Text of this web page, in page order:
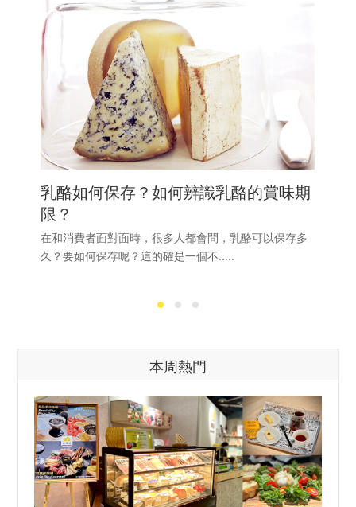
乳酪如何保存？如何辨識乳酪的賞味期
限？
在和消費者面對面時，很多人都會問，乳酪可以保存多
久？要如何保存呢？這的確是一個不.....
本周熱門